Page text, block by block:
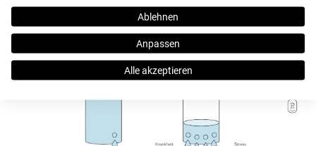
Ablehnen
Anpassen
Alle akzeptieren